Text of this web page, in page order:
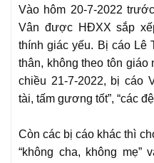
Vào hôm 20-7-2022
Vân được HĐXX sắp
thính giác yếu. Bị cáo Lê
thân, không theo tôn
chiều 21-7-2022, bị cáo
tài, tấm gương tốt”, “các
Còn các bị cáo khác thì
“không cha, không mẹ”